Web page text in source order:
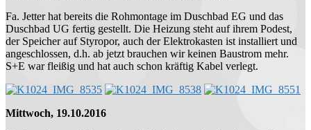
Fa. Jetter hat bereits die Rohmontage im Duschbad EG und das
Duschbad UG fertig gestellt. Die Heizung steht auf ihrem Podest,
der Speicher auf Styropor, auch der Elektrokasten ist installiert und
angeschlossen, d.h. ab jetzt brauchen wir keinen Baustrom mehr.
S+E war fleißig und hat auch schon kräftig Kabel verlegt.
Mittwoch, 19.10.2016